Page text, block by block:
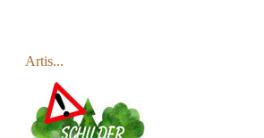
Artis...